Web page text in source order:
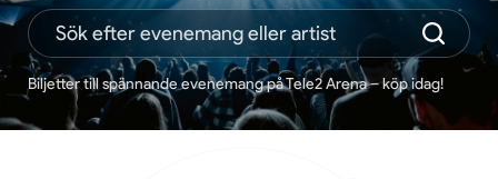
Biljetter till spännande evenemang på Tele2 Arena – köp idag!